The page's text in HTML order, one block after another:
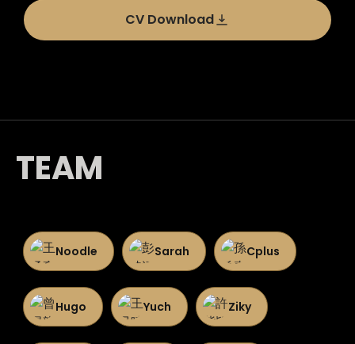
CV Download
TEAM
Noodle Sarah Cplus
Hugo Yuch Ziky